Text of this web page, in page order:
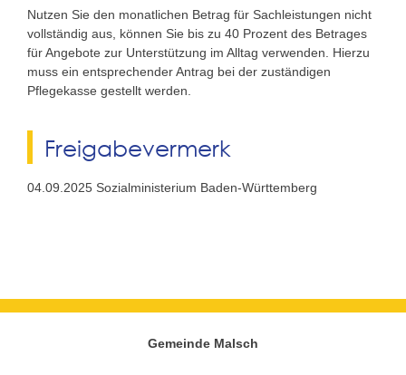
Nutzen Sie den monatlichen Betrag für Sachleistungen nicht
vollständig aus, können Sie bis zu 40 Prozent des Betrages
für Angebote zur Unterstützung im Alltag verwenden. Hierzu
muss ein entsprechender Antrag bei der zuständigen
Pflegekasse gestellt werden.
Freigabevermerk
04.09.2025 Sozialministerium Baden-Württemberg
Gemeinde Malsch